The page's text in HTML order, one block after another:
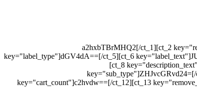
[ct_1 key="key"]a2hxbTBrMHQ2[/
key="label_type"]dGV4dA==[/ct_5][ct_6
[ct_8
key="cart_count"]c2hvdw==[/ct_12][ct_13